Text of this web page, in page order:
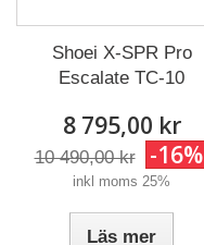
Shoei X-SPR Pro
Escalate TC-10
8 795,00 kr
10 490,00 kr -16%
inkl moms 25%
Läs mer